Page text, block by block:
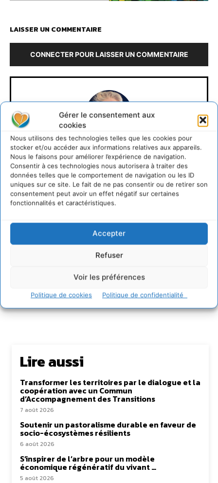
Gérer le consentement aux
cookies
Nous utilisons des technologies telles que les cookies pour
stocker et/ou accéder aux informations relatives aux appareils.
Nous le faisons pour améliorer l’expérience de navigation.
Consentir à ces technologies nous autorisera à traiter des
données telles que le comportement de navigation ou les ID
uniques sur ce site. Le fait de ne pas consentir ou de retirer son
consentement peut avoir un effet négatif sur certaines
fonctionnalités et caractéristiques.
Accepter
Refuser
Voir les préférences
Politique de cookies Politique de confidentialité
LAISSER UN COMMENTAIRE
CONNECTER POUR LAISSER UN COMMENTAIRE
Cyrille Souche
https://cdurable.info
Directeur de la Publication Cdurable.info qui a eu 20
ans en 2025 ... L'occasion de supprimer la publicité et
d'un nouveau départ vers un webmedia participatif
et partager les solutions utiles et durables pour agir
et coopérer avec le vivant. Je suis ouvert à toute
proposition de coopération mutuellement bénéfique
au service de la régénération du vivant.
Lire aussi
Transformer les territoires par le dialogue et la
coopération avec un Commun
d’Accompagnement des Transitions
7 août 2026
Soutenir un pastoralisme durable en faveur de
socio-écosystèmes résilients
6 août 2026
S’inspirer de l’arbre pour un modèle
économique régénératif du vivant …
5 août 2026